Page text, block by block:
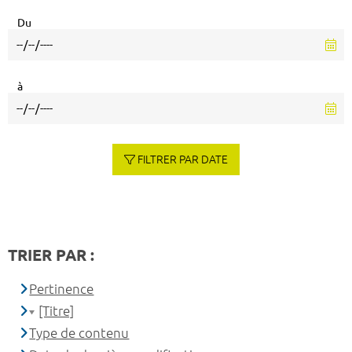
Du
à
FILTRER PAR DATE
TRIER PAR :
Pertinence
[Titre]
Type de contenu